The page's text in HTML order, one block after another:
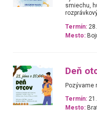
smiechu,
Termín:
Mesto:
Deň
Pozývame
Termín:
Mesto: